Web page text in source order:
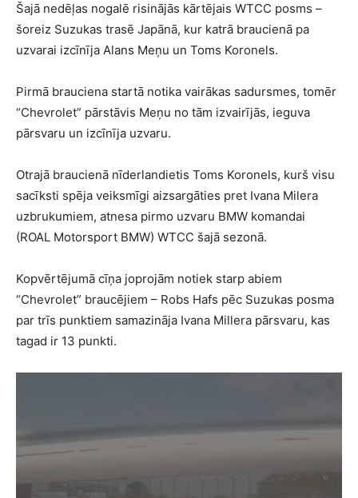
Šajā nedēļas nogalē risinājās kārtējais WTCC posms –
šoreiz Suzukas trasē Japānā, kur katrā braucienā pa
uzvarai izcīnīja Alans Meņu un Toms Koronels.
Pirmā brauciena startā notika vairākas sadursmes, tomēr
“Chevrolet” pārstāvis Meņu no tām izvairījās, ieguva
pārsvaru un izcīnīja uzvaru.
Otrajā braucienā nīderlandietis Toms Koronels, kurš visu
sacīksti spēja veiksmīgi aizsargāties pret Ivana Milera
uzbrukumiem, atnesa pirmo uzvaru BMW komandai
(ROAL Motorsport BMW) WTCC šajā sezonā.
Kopvērtējumā cīņa joprojām notiek starp abiem
“Chevrolet” braucējiem – Robs Hafs pēc Suzukas posma
par trīs punktiem samazināja Ivana Millera pārsvaru, kas
tagad ir 13 punkti.